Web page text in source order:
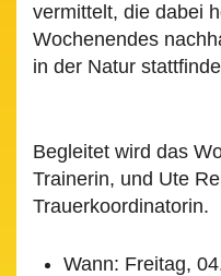
vermittelt, die dabei
Wochenendes
in der Natur
Begleitet wird das
Trainerin, und Ute
Trauerkoordinatorin.
Wann: Freitag,